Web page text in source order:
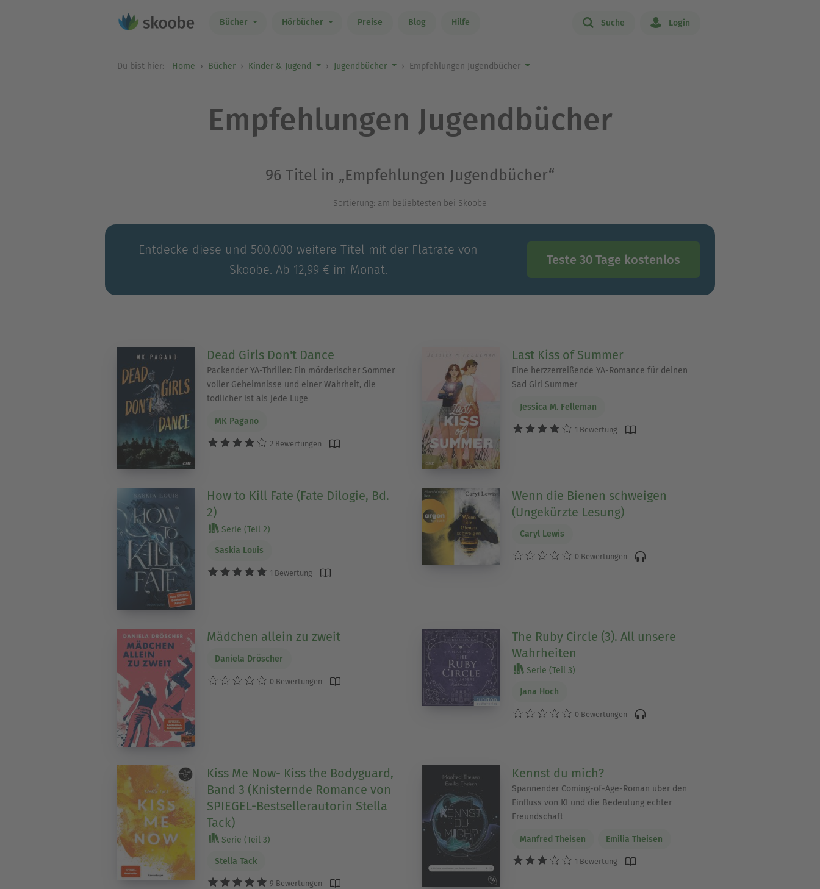
Bücher Hörbücher Preise Blog Hilfe Suche Login
Du bist hier: Home Bücher Kinder & Jugend Jugendbücher Empfehlungen Jugendbücher
Empfehlungen Jugendbücher
96 Titel in „Empfehlungen Jugendbücher“
Sortierung: am beliebtesten bei Skoobe
Entdecke diese und 500.000 weitere Titel mit der Flatrate von
Skoobe. Ab 12,99 € im Monat.
Teste 30 Tage kostenlos
Dead Girls Don't Dance
Packender YA-Thriller: Ein mörderischer Sommer
voller Geheimnisse und einer Wahrheit, die
tödlicher ist als jede Lüge
MK Pagano
2 Bewertungen
Last Kiss of Summer
Eine herzzerreißende YA-Romance für deinen
Sad Girl Summer
Jessica M. Felleman
1 Bewertung
How to Kill Fate (Fate Dilogie, Bd.
2)
Serie (Teil 2)
Saskia Louis
1 Bewertung
Wenn die Bienen schweigen
(Ungekürzte Lesung)
Caryl Lewis
0 Bewertungen
Mädchen allein zu zweit
Daniela Dröscher
0 Bewertungen
The Ruby Circle (3). All unsere
Wahrheiten
Serie (Teil 3)
Jana Hoch
0 Bewertungen
Kiss Me Now- Kiss the Bodyguard,
Band 3 (Knisternde Romance von
SPIEGEL-Bestsellerautorin Stella
Tack)
Serie (Teil 3)
Stella Tack
9 Bewertungen
Kennst du mich?
Spannender Coming-of-Age-Roman über den
Einfluss von KI und die Bedeutung echter
Freundschaft
Manfred Theisen Emilia Theisen
1 Bewertung